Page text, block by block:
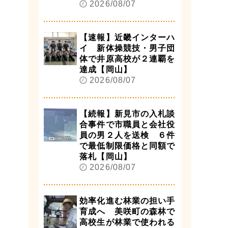
2026/08/07
【速報】近畿インターハ
イ 新体操競技・男子団
体で井原高校が２連覇を
達成【岡山】
2026/08/07
【続報】新見市の入札談
合事件で市職員と会社役
員の男２人を送検 ６件
で最低制限価格と同額で
落札【岡山】
2026/08/07
効率化進む林業の担い手
育成へ 美咲町の森林で
高校生が林業で使われる